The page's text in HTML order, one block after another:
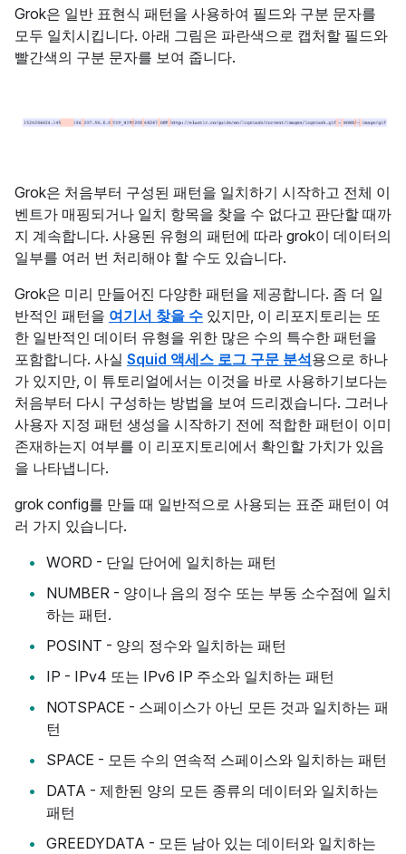
Grok은 일반 표현식 패턴을 사용하여 필드와 구분 문자를
모두 일치시킵니다. 아래 그림은 파란색으로 캡처할 필드와
빨간색의 구분 문자를 보여 줍니다.
Grok은 처음부터 구성된 패턴을 일치하기 시작하고 전체 이
벤트가 매핑되거나 일치 항목을 찾을 수 없다고 판단할 때까
지 계속합니다. 사용된 유형의 패턴에 따라 grok이 데이터의
일부를 여러 번 처리해야 할 수도 있습니다.
Grok은 미리 만들어진 다양한 패턴을 제공합니다. 좀 더 일
반적인 패턴을 여기서 찾을 수 있지만, 이 리포지토리는 또
한 일반적인 데이터 유형을 위한 많은 수의 특수한 패턴을
포함합니다. 사실 Squid 액세스 로그 구문 분석용으로 하나
가 있지만, 이 튜토리얼에서는 이것을 바로 사용하기보다는
처음부터 다시 구성하는 방법을 보여 드리겠습니다. 그러나
사용자 지정 패턴 생성을 시작하기 전에 적합한 패턴이 이미
존재하는지 여부를 이 리포지토리에서 확인할 가치가 있음
을 나타냅니다.
grok config를 만들 때 일반적으로 사용되는 표준 패턴이 여
러 가지 있습니다.
WORD - 단일 단어에 일치하는 패턴
NUMBER - 양이나 음의 정수 또는 부동 소수점에 일치
하는 패턴.
POSINT - 양의 정수와 일치하는 패턴
IP - IPv4 또는 IPv6 IP 주소와 일치하는 패턴
NOTSPACE - 스페이스가 아닌 모든 것과 일치하는 패
턴
SPACE - 모든 수의 연속적 스페이스와 일치하는 패턴
DATA - 제한된 양의 모든 종류의 데이터와 일치하는
패턴
GREEDYDATA - 모든 남아 있는 데이터와 일치하는